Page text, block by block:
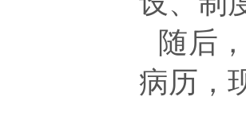
随后
病历，